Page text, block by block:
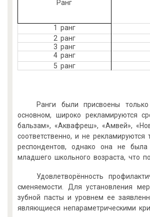
Ранг
1 ранг
2 ранг
3 ранг
4 ранг
5 ранг
Ранги были присвоены
основном, широко рекламируются
бальзам», «Аквафреш», «Амвей»,
соответственно, и не
респондентов, однако она не
младшего школьного возраста, что
Удовлетворённость
сменяемости. Для установления
зубной пасты и уровнем ее
являющиеся непараметрическими